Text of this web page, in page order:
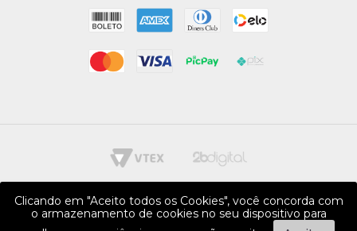
Clicando em "Aceito todos os Cookies", você concorda com
o armazenamento de cookies no seu dispositivo para